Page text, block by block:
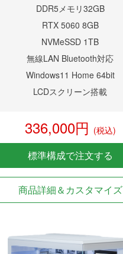
DDR5メモリ32GB
RTX 5060 8GB
NVMeSSD 1TB
無線LAN Bluetooth対応
Windows11 Home 64bit
LCDスクリーン搭載
336,000円 (税込)
標準構成で注文する
商品詳細＆カスタマイズ